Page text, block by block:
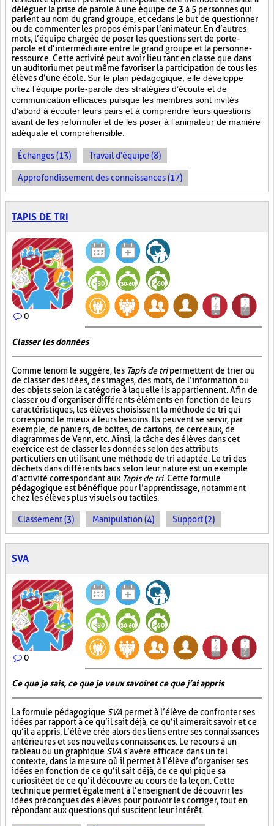
déléguer la prise de parole à une équipe de 3 à 5 personnes qui
parlent au nom du grand groupe, et ce dans le but de questionner
ou de commenter les propos émis par l’animateur. En d’autres
mots, l’équipe chargée de poser les questions sert de porte-
parole et d’intermédiaire entre le grand groupe et la personne-
ressource. Cette activité peut avoir lieu tant en classe que dans
un auditorium et peut même favoriser la participation de tous les
élèves d’une école. Sur le plan pédagogique, elle développe
chez l’équipe porte-parole des stratégies d’écoute et de
communication efficaces puisque les membres sont invités
d’abord à écouter leurs pairs et à comprendre leurs questions
avant de les reformuler et de les poser à l’animateur de manière
adéquate et compréhensible.
Échanges (13) Travail d'équipe (8)
Approfondissement des connaissances (17)
TAPIS DE TRI
0
Classer les données
Comme le nom le suggère, les Tapis de tripermettent de trier ou
de classer des idées, des images, des mots, de l’information ou
des objets selon la catégorie à laquelle ils appartiennent. Afin de
classer ou d’organiser différents éléments en fonction de leurs
caractéristiques, les élèves choisissent la méthode de tri qui
correspond le mieux à leurs besoins. Ils peuvent se servir, par
exemple, de paniers, de boîtes, de cartons, de cerceaux, de
diagrammes de Venn, etc. Ainsi, la tâche des élèves dans cet
exercice est de classer les données selon des attributs
particuliers en utilisant une méthode de tri adaptée. Le tri des
déchets dans différents bacs selon leur nature est un exemple
d’activité correspondant aux Tapis de tri. Cette formule
pédagogique est bénéfique pour l’apprentissage, notamment
chez les élèves plus visuels ou tactiles.
Classement (3) Manipulation (4) Support (2)
SVA
0
Ce que je sais, ce que je veux savoir et ce que j’ai appris
La formule pédagogique SVA permet à l’élève de confronter ses
idées par rapport à ce qu’il sait déjà, ce qu’il aimerait savoir et ce
qu’il a appris. L’élève crée alors des liens entre ses connaissances
antérieures et ses nouvelles connaissances. Le recours à un
tableau ou un graphique SVA s’avère efficace dans un tel
contexte, dans la mesure où il permet à l’élève d’organiser ses
idées en fonction de ce qu’il sait déjà, de ce qui pique sa
curiosité et de ce qu’il découvre au cours de la leçon. Cette
technique permet également à l’enseignant de découvrir les
idées préconçues des élèves pour pouvoir les corriger, tout en
répondant aux questions qui suscitent leur intérêt.